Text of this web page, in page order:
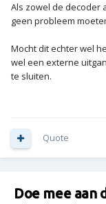
Als zowel de decoder
geen probleem
Mocht dit echter wel
wel een externe
te sluiten.
Quote
Doe mee aan